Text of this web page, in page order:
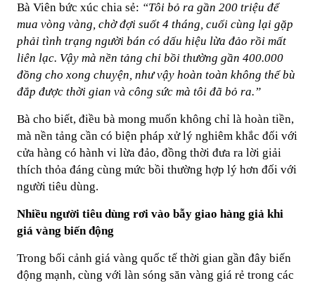
Bà Viên bức xúc chia sẻ: “Tôi bỏ ra gần 200 triệu để
mua vòng vàng, chờ đợi suốt 4 tháng, cuối cùng lại gặp
phải tình trạng người bán có dấu hiệu lừa đảo rồi mất
liên lạc. Vậy mà nền tảng chỉ bồi thường gần 400.000
đồng cho xong chuyện, như vậy hoàn toàn không thể bù
đắp được thời gian và công sức mà tôi đã bỏ ra.”
Bà cho biết, điều bà mong muốn không chỉ là hoàn tiền,
mà nền tảng cần có biện pháp xử lý nghiêm khắc đối với
cửa hàng có hành vi lừa đảo, đồng thời đưa ra lời giải
thích thỏa đáng cùng mức bồi thường hợp lý hơn đối với
người tiêu dùng.
Nhiều người tiêu dùng rơi vào bẫy giao hàng giả khi
giá vàng biến động
Trong bối cảnh giá vàng quốc tế thời gian gần đây biến
động mạnh, cùng với làn sóng săn vàng giá rẻ trong các